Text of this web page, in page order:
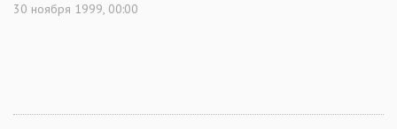
30 ноября 1999, 00:00